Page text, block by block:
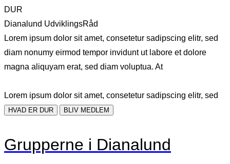
DUR
Dianalund UdviklingsRåd
Lorem ipsum dolor sit amet, consetetur sadipscing elitr, sed
diam nonumy eirmod tempor invidunt ut labore et dolore
magna aliquyam erat, sed diam voluptua. At
Lorem ipsum dolor sit amet, consetetur sadipscing elitr, sed
HVAD ER DUR BLIV MEDLEM
Grupperne i Dianalund